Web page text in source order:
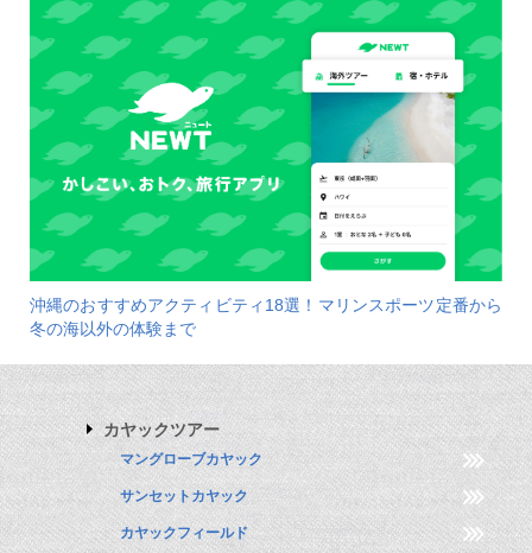
沖縄のおすすめアクティビティ18選！マリンスポーツ定番から
冬の海以外の体験まで
カヤックツアー
マングローブカヤック
サンセットカヤック
カヤックフィールド